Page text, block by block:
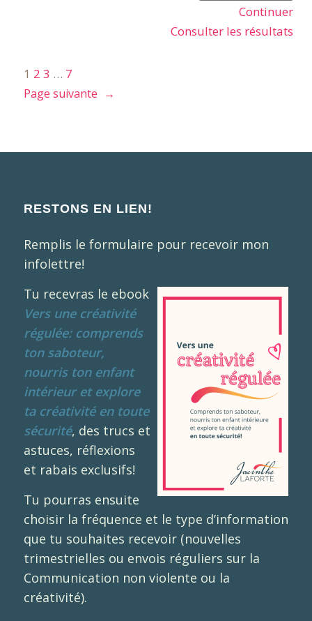
Continuer
Consulter les résultats
1 2 3 … 7
Page suivante →
RESTONS EN LIEN!
Remplis le formulaire pour recevoir mon
infolettre!
Tu recevras le ebook
Vers une créativité
régulée: comprends
ton saboteur,
nourris ton enfant
intérieur et explore
ta créativité en toute
sécurité, des trucs et
astuces, réflexions
et rabais exclusifs!
Tu pourras ensuite
choisir la fréquence et le type d’information
que tu souhaites recevoir (nouvelles
trimestrielles ou envois réguliers sur la
Communication non violente ou la
créativité).